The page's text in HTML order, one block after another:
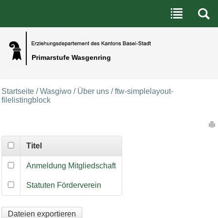
Primarstufe Wasgenring
Benutzerspezifische Werkzeuge
Direkt zum Inhalt|Direkt zur Navigation
Startseite /Wasgiwo / Über uns /ftw-simplelayout-
filelistingblock
Titel
Anmeldung Mitgliedschaft
Statuten Förderverein
Dateien exportieren